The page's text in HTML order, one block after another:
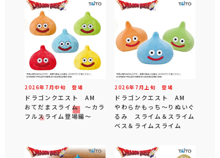
2026年 7 月中旬 登場
ドラゴンクエスト AM
おてだまスライム ～カラ
フルスライム登場編～
2026年 7 月 上旬 登場
ドラゴンクエスト AM
やわらかもっち～りぬいぐ
るみ スライム＆スライム
ベス＆ライムスライム